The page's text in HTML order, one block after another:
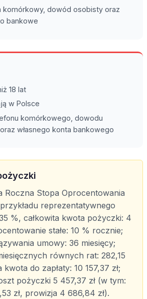
komórkowy, dowód osobisty oraz
bankowe
18 lat
w Polsce
komórkowego, dowodu
własnego konta bankowego
Roczna Stopa Oprocentowania
reprezentatywnego
%, całkowita kwota pożyczki: 4
stałe: 10 % rocznie;
umowy: 36 miesięcy;
równych rat: 282,15
kwota do zapłaty: 10 157,37 zł;
pożyczki 5 457,37 zł (w tym:
zł, prowizja 4 686,84 zł).